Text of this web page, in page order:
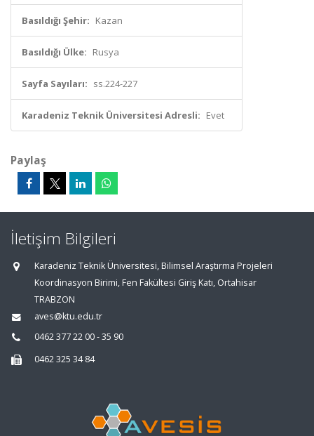
Basıldığı Şehir: Kazan
Basıldığı Ülke: Rusya
Sayfa Sayıları: ss.224-227
Karadeniz Teknik Üniversitesi Adresli: Evet
Paylaş
İletişim Bilgileri
Karadeniz Teknik Üniversitesi, Bilimsel Araştırma Projeleri
Koordinasyon Birimi, Fen Fakültesi Giriş Katı, Ortahisar
TRABZON
aves@ktu.edu.tr
0462 377 22 00 - 35 90
0462 325 34 84